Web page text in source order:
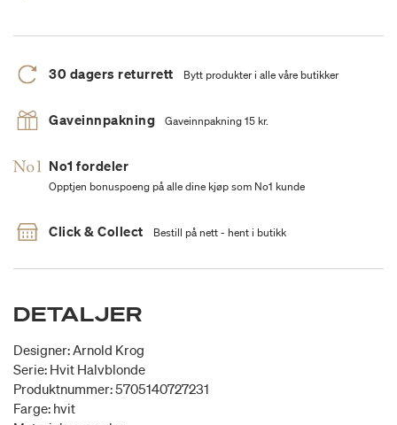
30 dagers returrett Bytt produkter i alle våre butikker
Gaveinnpakning Gaveinnpakning 15 kr.
No1 fordeler
Opptjen bonuspoeng på alle dine kjøp som No1 kunde
Click & Collect Bestill på nett - hent i butikk
DETALJER
Designer: Arnold Krog
Serie: Hvit Halvblonde
Produktnummer: 5705140727231
Farge: hvit